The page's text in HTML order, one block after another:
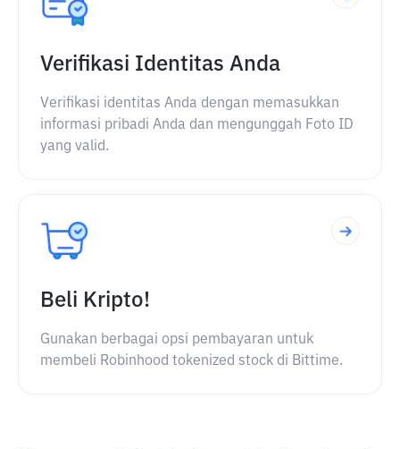
Verifikasi Identitas Anda
Verifikasi identitas Anda dengan memasukkan
informasi pribadi Anda dan mengunggah Foto ID
yang valid.
Beli Kripto!
Gunakan berbagai opsi pembayaran untuk
membeli Robinhood tokenized stock di Bittime.